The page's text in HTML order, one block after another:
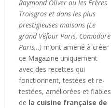
Raymond Oliver ou les Frères
Troisgros et dans les plus
prestigieuses maisons (Le
grand Véfour Paris, Comodore
Paris…) m’ont amené à créer
ce Magazine uniquement
avec des recettes qui
fonctionnent, testées et re-
testées, améliorées et fiables
de la cuisine française de